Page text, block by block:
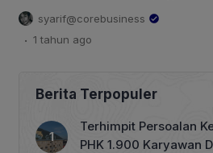
2025 ada lima ide bisnis yang bisa
membantu Anda meraih keuntungan
lebih besar dari modal yang
tahun 2025 menjadi masa
bagi pekerja di PT Sri Rejeki Isman
(Sritex). Raksasa tekstil asal Solo itu
dinyatakan bangkrut, yang […]
syarif@corebusiness
. 1 tahun ago
Berita Terpopuler
Terhimpit Persoalan
PHK 1.900 Karyawan